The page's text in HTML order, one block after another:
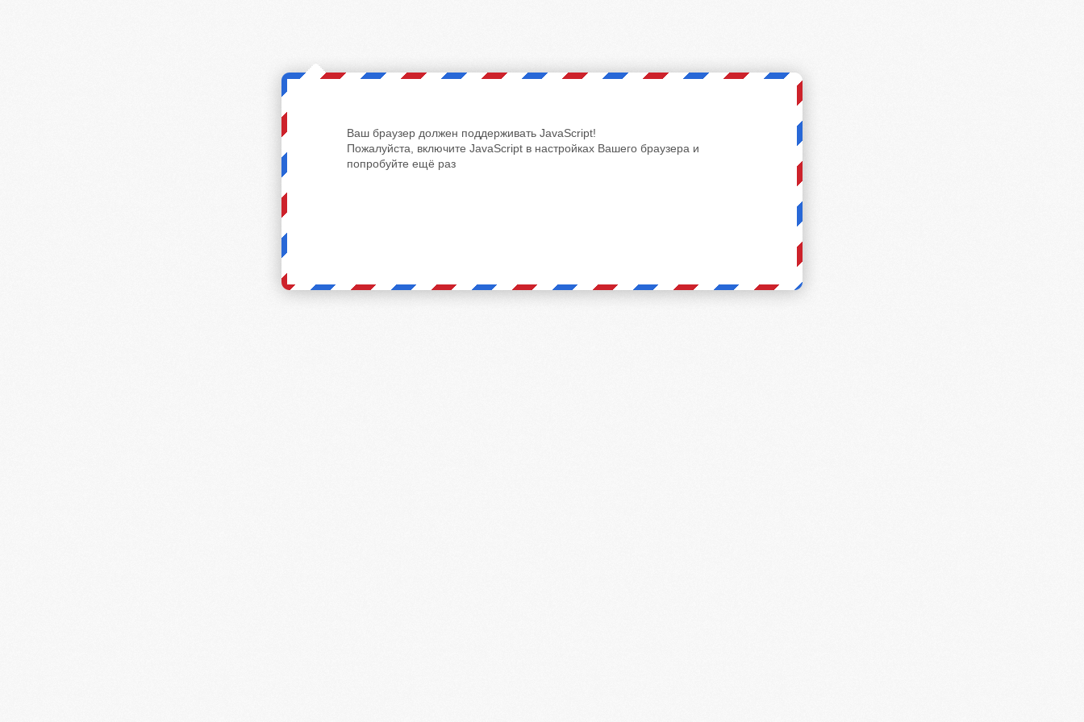
Ваш браузер должен поддерживать JavaScript!
Пожалуйста, включите JavaScript в настройках Вашего браузера и
попробуйте ещё раз